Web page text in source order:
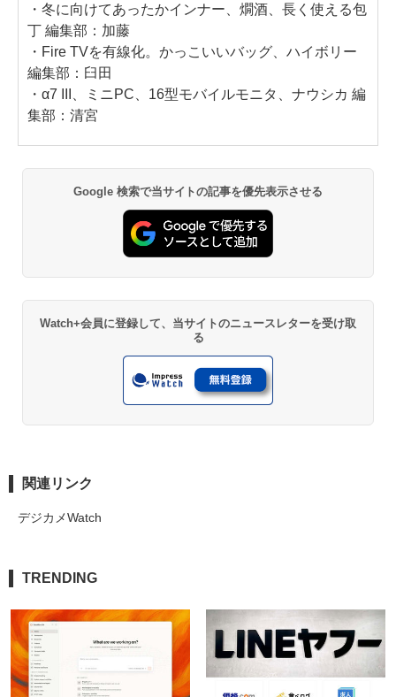
・ 冬に向けてあったかインナー、燗酒、長く使える包
丁 編集部：加藤
・ Fire TVを有線化。かっこいいバッグ、ハイボリー
編集部：臼田
・ α7 III、ミニPC、16型モバイルモニタ、ナウシカ 編
集部：清宮
Google 検索で当サイトの記事を優先表示させる
Watch+会員に登録して、当サイトのニュースレターを受け取
る
関連リンク
デジカメWatch
TRENDING